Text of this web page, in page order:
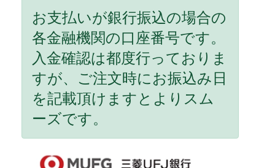
お支払いが銀行振込の場合の
各金融機関の口座番号です。
入金確認は都度行っておりま
すが、ご注文時にお振込み日
を記載頂けますとよりスム
ーズです。